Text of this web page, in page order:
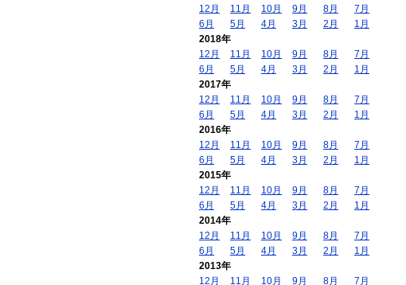
12月
11月 10月 9月 8月
7月
6月
5月 4月 3月 2月
1月
2018年
12月
11月 10月 9月 8月
7月
6月
5月 4月 3月 2月
1月
2017年
12月
11月 10月 9月 8月
7月
6月
5月 4月 3月 2月
1月
2016年
12月
11月 10月 9月 8月
7月
6月
5月 4月 3月 2月
1月
2015年
12月
11月 10月 9月 8月
7月
6月
5月 4月 3月 2月
1月
2014年
12月
11月 10月 9月 8月
7月
6月
5月 4月 3月 2月
1月
2013年
12月
11月 10月 9月 8月 7月